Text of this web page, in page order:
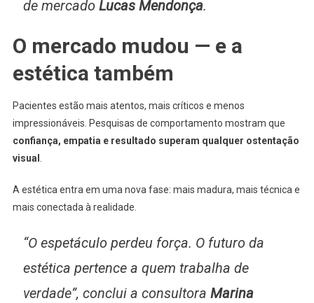
de mercado Lucas Mendonça.
O mercado mudou — e a
estética também
Pacientes estão mais atentos, mais críticos e menos
impressionáveis. Pesquisas de comportamento mostram que
confiança, empatia e resultado superam qualquer ostentação
visual .
A estética entra em uma nova fase: mais madura, mais técnica e
mais conectada à realidade.
“O espetáculo perdeu força. O futuro da
estética pertence a quem trabalha de
verdade”, conclui a consultora Marina